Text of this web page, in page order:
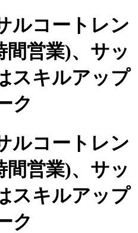
ルコートレン
営業)、 サッ
スキルアップ
ク
ルコートレン
間営業)、サッ
スキルアップ
ク